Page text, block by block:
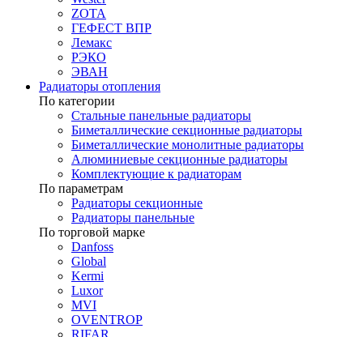
ZOTA
ГЕФЕСТ ВПР
Лемакс
РЭКО
ЭВАН
Радиаторы отопления
По категории
Стальные панельные радиаторы
Биметаллические секционные радиаторы
Биметаллические монолитные радиаторы
Алюминиевые секционные радиаторы
Комплектующие к радиаторам
По параметрам
Радиаторы секционные
Радиаторы панельные
По торговой марке
Danfoss
Global
Kermi
Luxor
MVI
OVENTROP
RIFAR​